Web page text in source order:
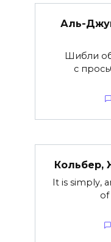
Аль-
Шибли
с
Кольбер,
It is simply,